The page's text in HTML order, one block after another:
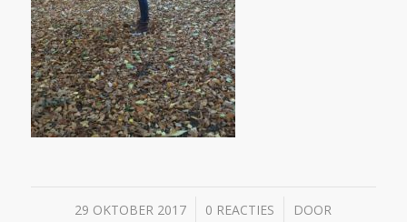
29 OKTOBER 2017
/ 0 REACTIES
/
DOOR